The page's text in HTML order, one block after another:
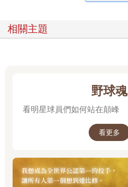
相關主題
野球魂
看明星球員們如何站在顛峰
看更多